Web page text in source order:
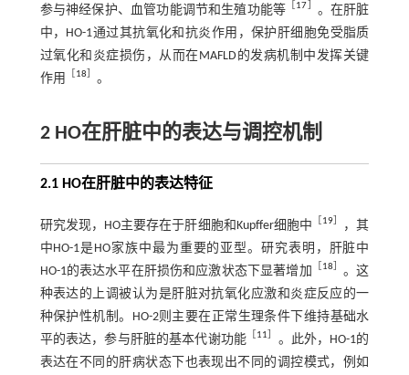
参与神经保护、血管功能调节和生殖功能等 ［17］ 。在肝脏
中，HO-1通过其抗氧化和抗炎作用，保护肝细胞免受脂质
过氧化和炎症损伤，从而在MAFLD的发病机制中发挥关键
作用
［18］ 。
2 HO在肝脏中的表达与调控机制
2.1 HO在肝脏中的表达特征
研究发现，HO主要存在于肝细胞和Kupffer细胞中 ［19］
，其
中HO-1是HO家族中最为重要的亚型。研究表明，肝脏中
HO-1的表达水平在肝损伤和应激状态下显著增加
［18］ 。这
种表达的上调被认为是肝脏对抗氧化应激和炎症反应的一
种保护性机制。HO-2则主要在正常生理条件下维持基础水
平的表达，参与肝脏的基本代谢功能 ［11］ 。此外，HO-1的
表达在不同的肝病状态下也表现出不同的调控模式，例如